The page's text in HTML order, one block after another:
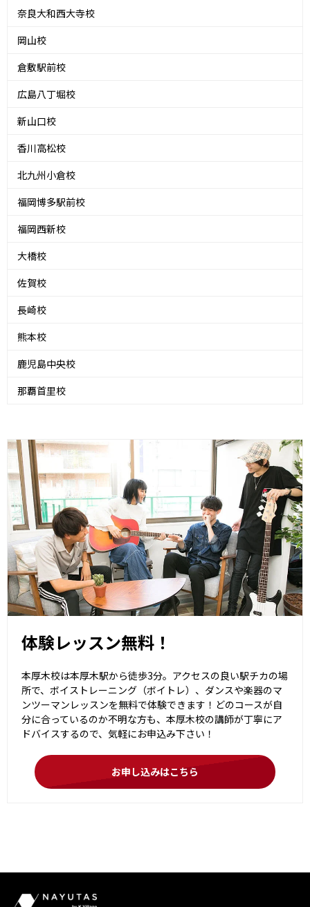
奈良大和西大寺校
岡山校
倉敷駅前校
広島八丁堀校
新山口校
香川高松校
北九州小倉校
福岡博多駅前校
福岡西新校
大橋校
佐賀校
長崎校
熊本校
鹿児島中央校
那覇首里校
体験レッスン無料！
本厚木校は本厚木駅から徒歩3分。アクセスの良い駅チカの場
所で、ボイストレーニング（ボイトレ）、ダンスや楽器のマ
ンツーマンレッスンを無料で体験できます！どのコースが自
分に合っているのか不明な方も、本厚木校の講師が丁寧にア
ドバイスするので、気軽にお申込み下さい！
お申し込みはこちら